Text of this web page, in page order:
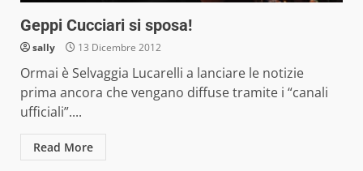
Geppi Cucciari si sposa!
sally 13 Dicembre 2012
Ormai è Selvaggia Lucarelli a lanciare le notizie
prima ancora che vengano diffuse tramite i “canali
ufficiali”....
Read More